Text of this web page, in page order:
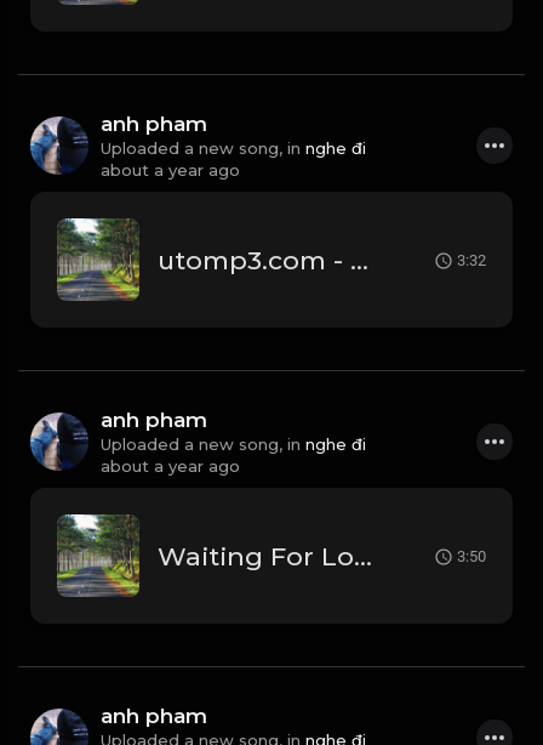
anh pham
Uploaded a new song, in nghe đi
about a year ago
utomp3.com - Chờ Ngày Mưa Tan Noo Phước ThịnhOfficial Lyrics VideoMưa 3:32
anh pham
Uploaded a new song, in nghe đi
about a year ago
Waiting For Love 3:50
anh pham
Uploaded a new song, in nghe đi